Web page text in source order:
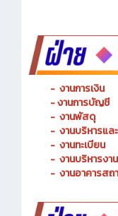
- งานการเงิน
-งานการบัญชี
- งานพัสดุ
- งานบริหารแ
- งานทะเบียน
- งานบริหารงา
- งานอาคารสถ